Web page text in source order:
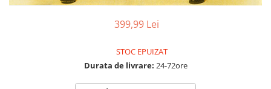
399,99 Lei
STOC EPUIZAT
Durata de livrare: 24-72ore